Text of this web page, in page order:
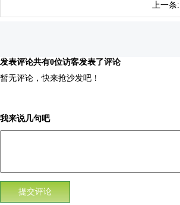
上一条:
发表评论共有0位访客发表了评论
暂无评论，快来抢沙发吧！
我来说几句吧